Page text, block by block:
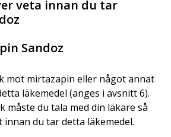
veta innan du tar
Sandoz
mot mirtazapin eller något annat
läkemedel (anges i avsnitt 6).
måste du tala med din läkare så
du tar detta läkemedel.